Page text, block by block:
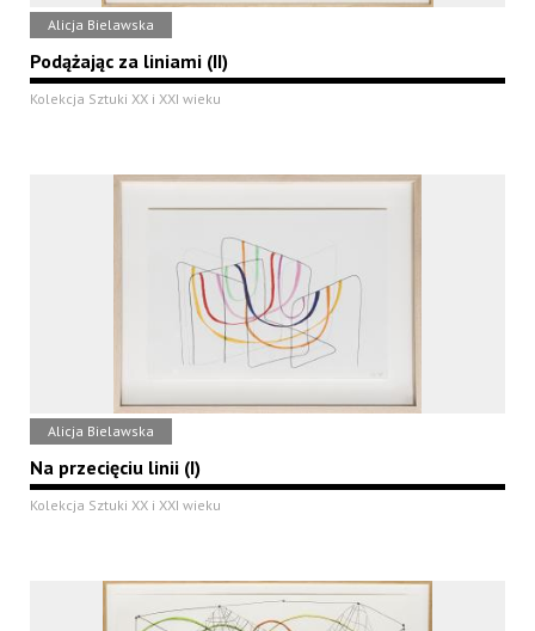
Alicja Bielawska
Podążając za liniami (II)
Kolekcja Sztuki XX i XXI wieku
Alicja Bielawska
Na przecięciu linii (I)
Kolekcja Sztuki XX i XXI wieku